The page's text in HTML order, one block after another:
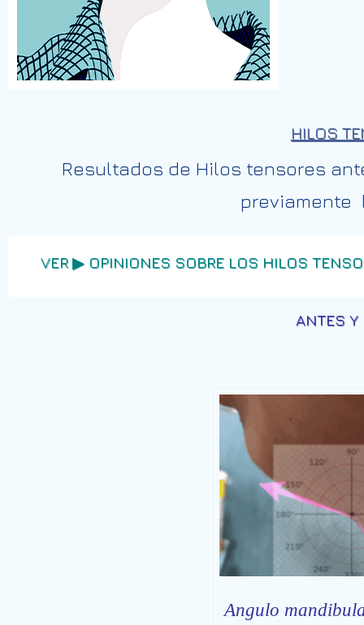
HILOS
Resultados de Hilos tensores
previamente
VER ▶ OPINIONES SOBRE LOS HILOS
ANTES
Angulo